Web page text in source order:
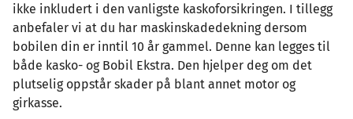
ikke inkludert i den vanligste kaskoforsikringen. I tillegg
anbefaler vi at du har maskinskadedekning dersom
bobilen din er inntil 10 år gammel. Denne kan legges til
både kasko- og Bobil Ekstra. Den hjelper deg om det
plutselig oppstår skader på blant annet motor og
girkasse.